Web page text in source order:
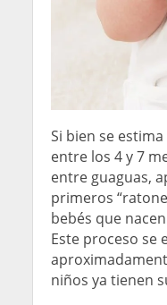
Si bien se
entre los 4 y 7
entre guaguas,
primeros
bebés que
Este proceso se
niños ya tienen